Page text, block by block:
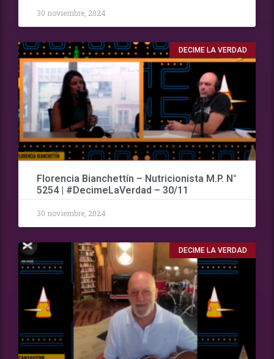
30 noviembre, 2024
DECIME LA VERDAD
Florencia Bianchettín – Nutricionista M.P. N°
5254 | #DecimeLaVerdad – 30/11
30 noviembre, 2024
DECIME LA VERDAD